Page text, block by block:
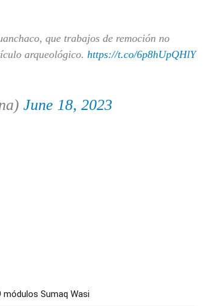
que trabajos de remoción no
arqueológico. https://t.co/6p8hUpQHlY
June 18, 2023
Sumaq Wasi